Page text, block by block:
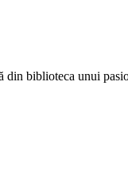
din biblioteca unui